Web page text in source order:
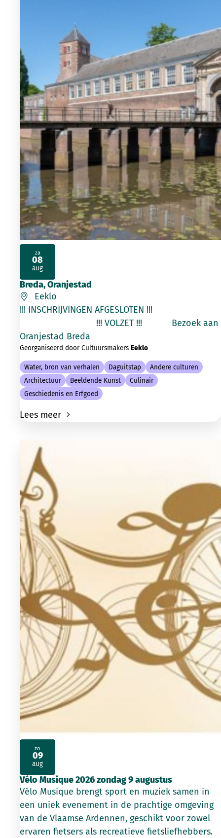
Breda, Oranjestad
Eeklo
!!! INSCHRIJVINGEN AFGESLOTEN !!!
!!! VOLZET !!! Bezoek aan
Oranjestad Breda
Georganiseerd door Cultuursmakers Eeklo
Water, bron van verhalen Daguitstap
Andere culturen
Architectuur
Beeldende Kunst
Culinair
Geschiedenis en Erfgoed
Lees meer
za
08
aug
2026
Vélo Musique 2026 zondag 9 augustus
Vélo Musique brengt sport en muziek samen in
een uniek evenement in de prachtige omgeving
van de Vlaamse Ardennen, geschikt voor zowel
ervaren fietsers als recreatieve fietsliefhebbers.
zo
09
aug
2026